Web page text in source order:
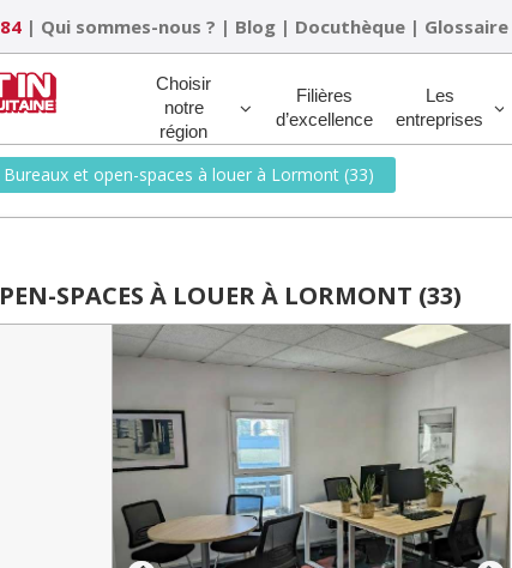
| Qui sommes-nous ? | Blog | Docuthèque | Glossaire
Rechercher
Choisir
notre
région
Filières
d’excellence
Les
entreprises
Bureaux et open-spaces à louer à Lormont (33)
SPACES À LOUER À LORMONT (33)